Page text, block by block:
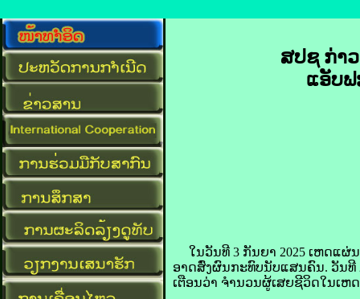
ສປຊ ກ່າ
ແອັບ​
ໃນ​ວັນ​ທີ 3 ກັນຍາ 2025 ເຫດ​ແຜ່
ອາດ​ສົ່ງ​ຜົນ​ກະທົບ​ນັບ​ແສນ​ຄົນ. ວັນ​ທີ
ເຕືອນ​ວ່າ ຈຳນວນ​ຜູ້​ເສຍ​ຊີວິດ​ໃນ​ເ